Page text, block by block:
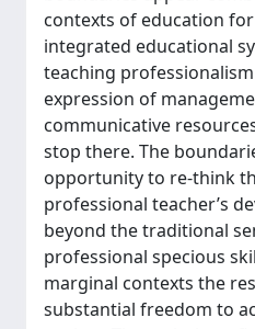
contexts of education
integrated educational
teaching
expression of
communicative
stop there. The
opportunity to re-think
professional teacher’s
beyond the traditional
professional specious
marginal contexts the
substantial freedom to